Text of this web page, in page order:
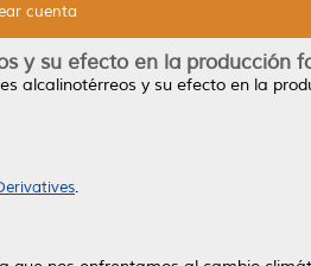
cuenta
y su efecto en la producción
alcalinotérreos y su efecto en la
.